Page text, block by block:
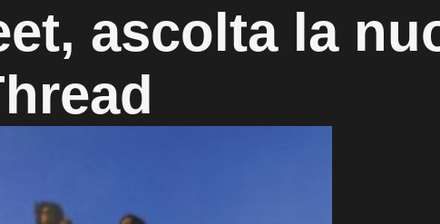
ascolta la